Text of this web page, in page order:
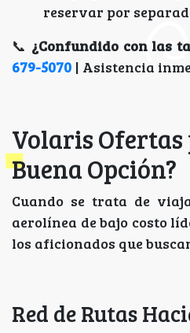
reservar por
📞 ¿Confundido con las
679-5070 | Asistencia
Volaris Ofertas
Buena Opción?
Cuando se trata de
aerolínea de bajo costo
los aficionados que
Red de Rutas